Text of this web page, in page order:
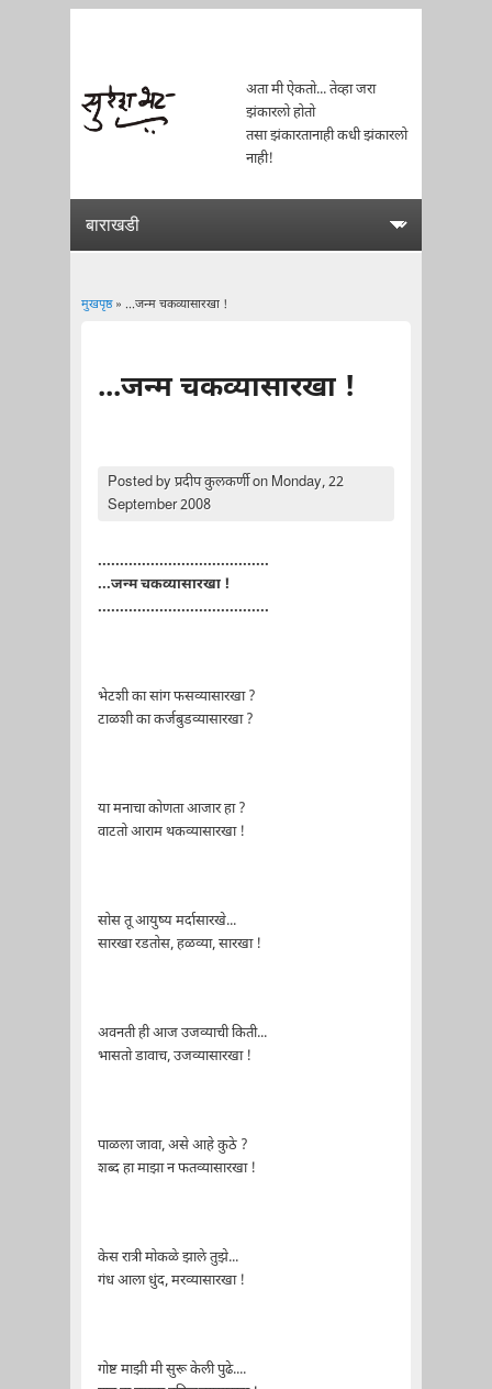
अता मी ऐकतो... तेव्हा जरा
झंकारलो होतो
तसा झंकारतानाही कधी झंकारलो
नाही!
मुखपृष्ठ» ...जन्म चकव्यासारखा !
...जन्म चकव्यासारखा !
Posted byप्रदीप कुलकर्णीon Monday, 22
September 2008
.......................................
...जन्म चकव्यासारखा !
.......................................
भेटशी का सांग फसव्यासारखा ?
टाळशी का कर्जबुडव्यासारखा ?
या मनाचा कोणता आजार हा ?
वाटतो आराम थकव्यासारखा !
सोस तू आयुष्य मर्दासारखे...
सारखा रडतोस, हळव्या, सारखा !
अवनती ही आज उजव्याची किती...
भासतो डावाच, उजव्यासारखा !
पाळला जावा, असे आहे कुठे ?
शब्द हा माझा न फतव्यासारखा !
केस रात्री मोकळे झाले तुझे...
गंध आला धुंद, मरव्यासारखा !
गोष्ट माझी मी सुरू केली पुढे....